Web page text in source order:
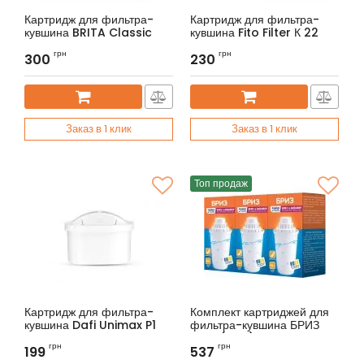
Картридж для фильтра-
кувшина BRITA Classic
300 грн
Заказ в 1 клик
Картридж для фильтра-
кувшина Fito Filter К 22
230 грн
Заказ в 1 клик
Картридж для фильтра-
кувшина Dafi Unimax P1
199 грн
Топ продаж
Комплект картриджей для
фильтра-кувшина БРИЗ
В100 (3шт.)
Артикул:
537 грн